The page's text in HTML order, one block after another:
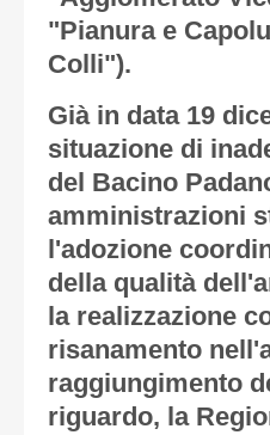
"Pianura e
Colli").
Già in data 19
situazione di
del Bacino
amministrazioni
l'adozione
della qualità
la realizzazione
risanamento
raggiungimento
riguardo, la